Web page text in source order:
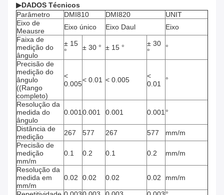
▶DADOS Técnicos
Parâmetro
DMI810 DMI820
UNIT
Eixo de
Meausre
Eixo único Eixo Daul
Eixo
Faixa de
medição do
ângulo
± 15
°
± 30 ° ± 15 °
± 30
°
°
Precisão de
medição do
ângulo
((Rango
completo)
<
0.005< 0.01 < 0.005
<
0.01
°
Resolução da
medida do
ângulo
0.0010.001 0.001 0.001°
Distância de
medição
267 577 267 577
mm/m
Precisão de
medição
mm/m
0.1 0.2 0.1 0.2 mm/m
Resolução da
medida em
mm/m
0.02 0.02 0.02 0.02 mm/m